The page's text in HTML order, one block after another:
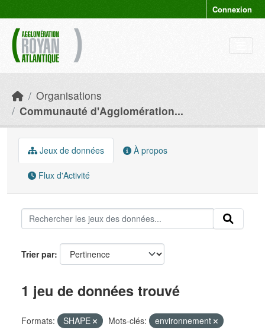
Connexion
Organisations
Communauté d'Agglomération...
Jeux de données À propos
Flux d'Activité
Trier par
1 jeu de données trouvé
Formats: SHAPE Mots-clés:
environnement